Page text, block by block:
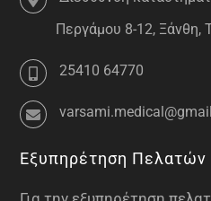
Περγάμου 8-12, Ξάνθη,
25410 64770
Εξυπηρέτηση Πελατών